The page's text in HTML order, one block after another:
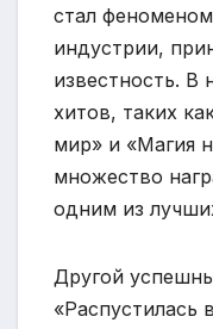
стал
индустрии,
известность. В
хитов, таких
мир» и «Магия
множество
одним из
Другой
«Распустилась